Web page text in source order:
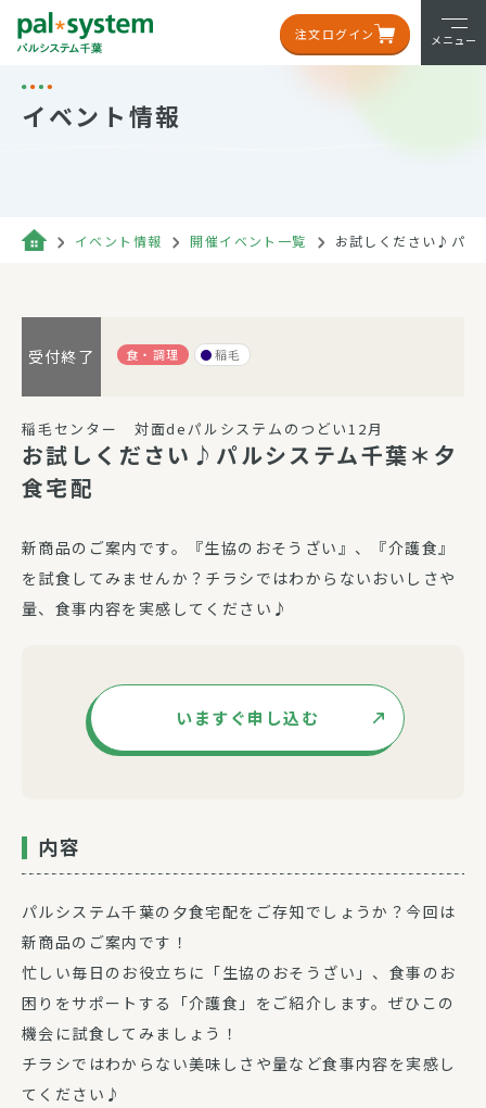
注文ログイン メニュー
イベント情報
イベント情報 開催イベント一覧 お試しください♪パル
受付終了 食・調理 稲毛
稲毛センター 対面deパルシステムのつどい12月
お試しください♪パルシステム千葉＊夕
食宅配
新商品のご案内です。『生協のおそうざい』、『介護食』
を試食してみませんか？チラシではわからないおいしさや
量、食事内容を実感してください♪
いますぐ申し込む
内容
パルシステム千葉の夕食宅配をご存知でしょうか？今回は
新商品のご案内です！
忙しい毎日のお役立ちに「生協のおそうざい」、食事のお
困りをサポートする「介護食」をご紹介します。ぜひこの
機会に試食してみましょう！
チラシではわからない美味しさや量など食事内容を実感し
てください♪